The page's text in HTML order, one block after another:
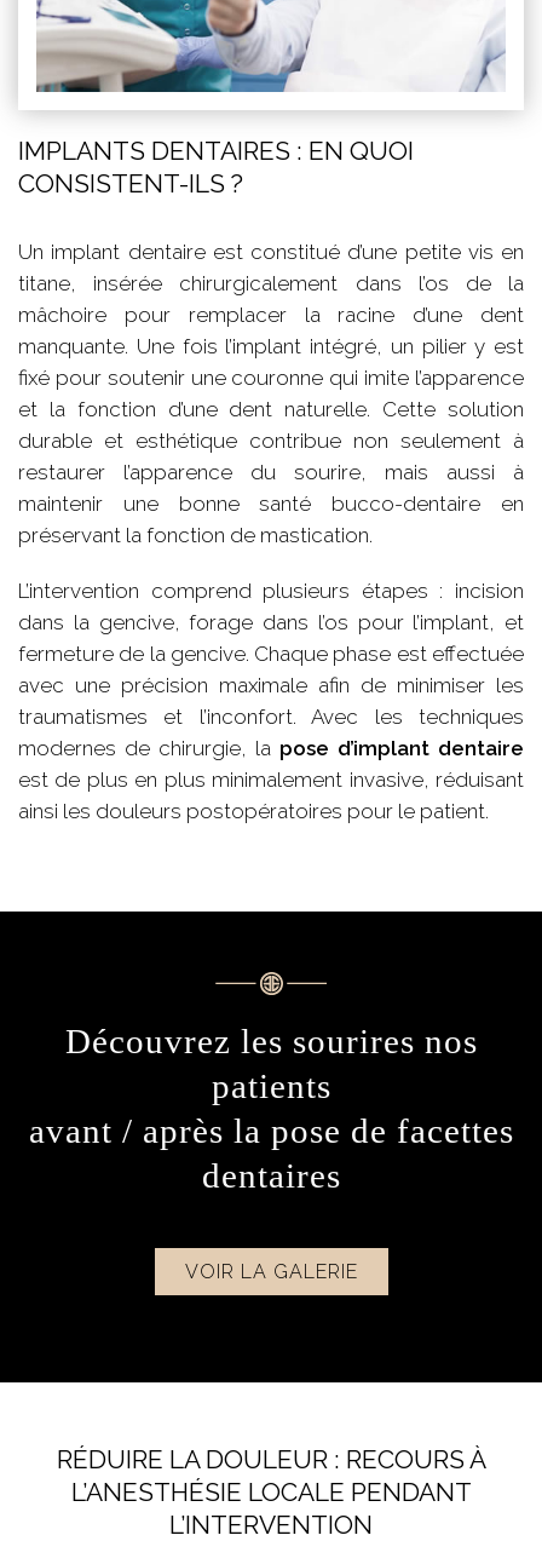
IMPLANTS DENTAIRES : EN QUOI
CONSISTENT-ILS ?
Un implant dentaire est constitué d’une petite vis en
titane, insérée chirurgicalement dans l’os de la
mâchoire pour remplacer la racine d’une dent
manquante. Une fois l’implant intégré, un pilier y est
fixé pour soutenir une couronne qui imite l’apparence
et la fonction d’une dent naturelle. Cette solution
durable et esthétique contribue non seulement à
restaurer l’apparence du sourire, mais aussi à
maintenir une bonne santé bucco-dentaire en
préservant la fonction de mastication.
L’intervention comprend plusieurs étapes : incision
dans la gencive, forage dans l’os pour l’implant, et
fermeture de la gencive. Chaque phase est effectuée
avec une précision maximale afin de minimiser les
traumatismes et l’inconfort. Avec les techniques
modernes de chirurgie, la pose d’implant dentaire
est de plus en plus minimalement invasive, réduisant
ainsi les douleurs postopératoires pour le patient.
Découvrez les sourires nos
patients
avant / après la pose de facettes
dentaires
VOIR LA GALERIE
RÉDUIRE LA DOULEUR : RECOURS À
L’ANESTHÉSIE LOCALE PENDANT
L’INTERVENTION